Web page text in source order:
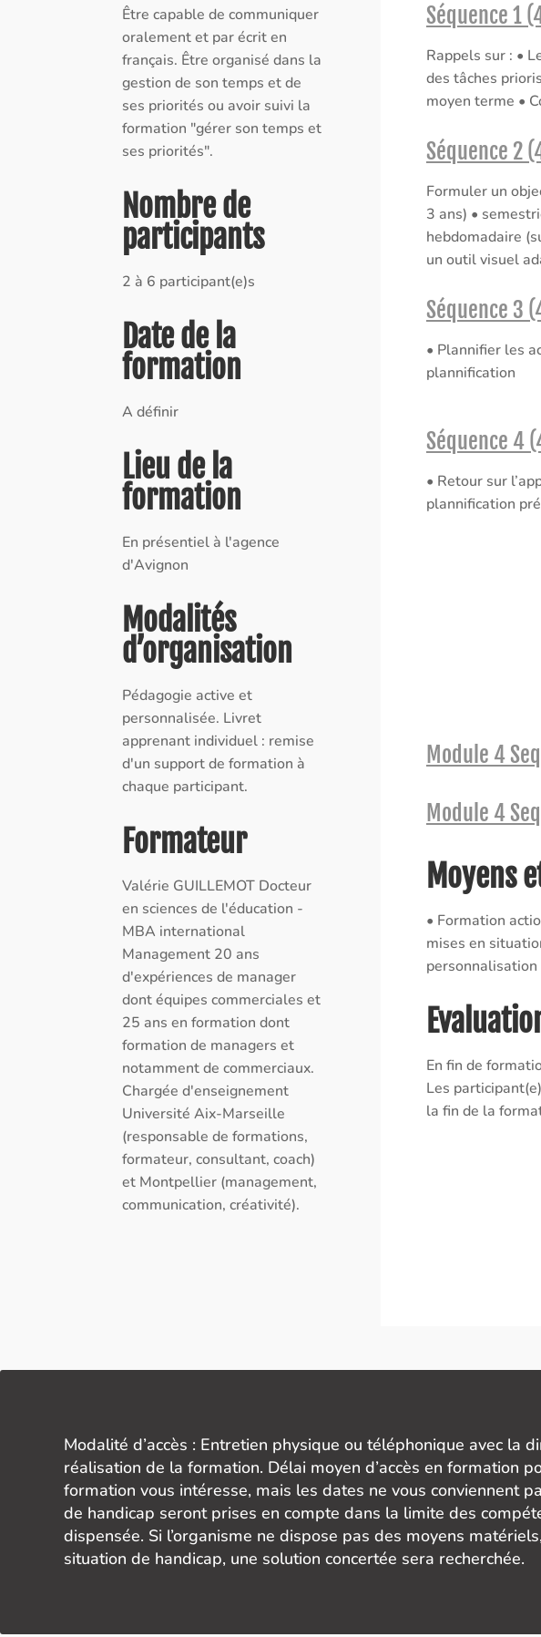
Être capable de communiquer
oralement et par écrit en
français. Être organisé dans la
gestion de son temps et de
ses priorités ou avoir suivi la
formation "gérer son temps et
ses priorités".
Nombre de
participants
2 à 6 participant(e)s
Date de la
formation
A définir
Lieu de la
formation
En présentiel à l'agence
d'Avignon
Modalités
d’organisation
Pédagogie active et
personnalisée. Livret
apprenant individuel : remise
d'un support de formation à
chaque participant.
Formateur
Valérie GUILLEMOT Docteur
en sciences de l'éducation -
MBA international
Management 20 ans
d'expériences de manager
dont équipes commerciales et
25 ans en formation dont
formation de managers et
notamment de commerciaux.
Chargée d'enseignement
Université Aix-Marseille
(responsable de formations,
formateur, consultant, coach)
et Montpellier (management,
communication, créativité).
Séquence 1
Rappels sur : •
des tâches
moyen terme •
Séquence 2
Formuler un
3 ans) •
hebdomadaire
un outil visuel
Séquence 3
• Plannifier les
plannification
Séquence 4
• Retour sur
plannification
Module 4
Module 4
Moyens
• Formation
mises en
personnalisation
En fin de
Les
la fin de la
Modalité d’accès : Entretien physique ou téléphonique avec
réalisation de la formation. Délai moyen d’accès en formation
formation vous intéresse, mais les dates ne vous conviennent
de handicap seront prises en compte dans la limite des
dispensée. Si l’organisme ne dispose pas des moyens
situation de handicap, une solution concertée sera recherchée.